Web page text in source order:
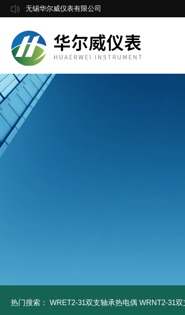
无锡华尔威仪表有限公司
热门搜索： WRET2-31双支轴承热电偶 WRNT2-31